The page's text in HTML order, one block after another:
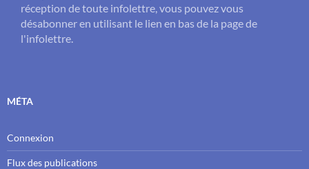
réception de toute infolettre, vous pouvez vous
désabonner en utilisant le lien en bas de la page de
l'infolettre.
MÉTA
Connexion
Flux des publications